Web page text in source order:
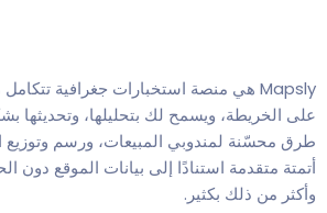
على الخريطة، ويسمح لك بتحليلها،
طرق محسّنة لمندوبي المبيعات، ورسم وتوزيع
أتمتة متقدمة استنادًا إلى بيانات الموقع دون
وأكثر من ذلك بكثير.